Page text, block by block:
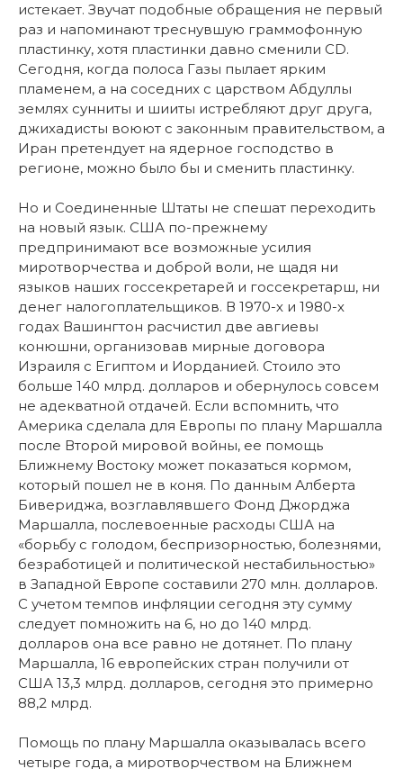
истекает. Звучат подобные обращения не первый
раз и напоминают треснувшую граммофонную
пластинку, хотя пластинки давно сменили CD.
Сегодня, когда полоса Газы пылает ярким
пламенем, а на соседних с царством Абдуллы
землях сунниты и шииты истребляют друг друга,
джихадисты воюют с законным правительством, а
Иран претендует на ядерное господство в
регионе, можно было бы и сменить пластинку.
Но и Соединенные Штаты не спешат переходить
на новый язык. США по-прежнему
предпринимают все возможные усилия
миротворчества и доброй воли, не щадя ни
языков наших госсекретарей и госсекретарш, ни
денег налогоплательщиков. В 1970-х и 1980-х
годах Вашингтон расчистил две авгиевы
конюшни, организовав мирные договора
Израиля с Египтом и Иорданией. Стоило это
больше 140 млрд. долларов и обернулось совсем
не адекватной отдачей. Если вспомнить, что
Америка сделала для Европы по плану Маршалла
после Второй мировой войны, ее помощь
Ближнему Востоку может показаться кормом,
который пошел не в коня. По данным Алберта
Бивериджа, возглавлявшего Фонд Джорджа
Маршалла, послевоенные расходы США на
«борьбу с голодом, беспризорностью, болезнями,
безработицей и политической нестабильностью»
в Западной Европе составили 270 млн. долларов.
С учетом темпов инфляции сегодня эту сумму
следует помножить на 6, но до 140 млрд.
долларов она все равно не дотянет. По плану
Маршалла, 16 европейских стран получили от
США 13,3 млрд. долларов, сегодня это примерно
88,2 млрд.
Помощь по плану Маршалла оказывалась всего
четыре года, а миротворчеством на Ближнем